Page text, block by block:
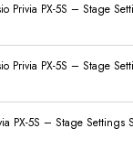
Privia PX-5S – Stage
Privia PX-5S – Stage
PX-5S – Stage Settings